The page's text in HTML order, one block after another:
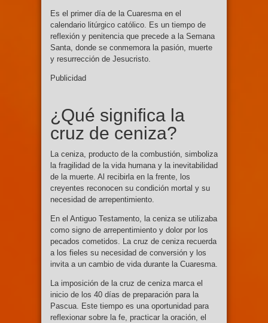
Es el primer día de la Cuaresma en el
calendario litúrgico católico. Es un tiempo de
reflexión y penitencia que precede a la Semana
Santa, donde se conmemora la pasión, muerte
y resurrección de Jesucristo.
Publicidad
¿Qué significa la
cruz de ceniza?
La ceniza, producto de la combustión, simboliza
la fragilidad de la vida humana y la inevitabilidad
de la muerte. Al recibirla en la frente, los
creyentes reconocen su condición mortal y su
necesidad de arrepentimiento.
En el Antiguo Testamento, la ceniza se utilizaba
como signo de arrepentimiento y dolor por los
pecados cometidos. La cruz de ceniza recuerda
a los fieles su necesidad de conversión y los
invita a un cambio de vida durante la Cuaresma.
La imposición de la cruz de ceniza marca el
inicio de los 40 días de preparación para la
Pascua. Este tiempo es una oportunidad para
reflexionar sobre la fe, practicar la oración, el